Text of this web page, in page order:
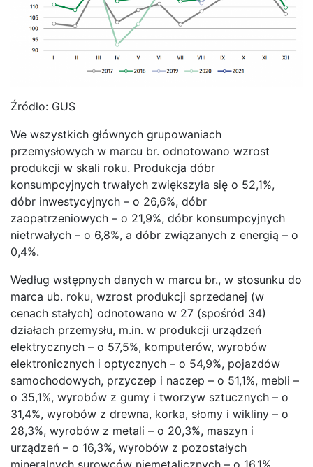
Źródło: GUS
We wszystkich głównych grupowaniach
przemysłowych w marcu br. odnotowano wzrost
produkcji w skali roku. Produkcja dóbr
konsumpcyjnych trwałych zwiększyła się o 52,1%,
dóbr inwestycyjnych – o 26,6%, dóbr
zaopatrzeniowych – o 21,9%, dóbr konsumpcyjnych
nietrwałych – o 6,8%, a dóbr związanych z energią – o
0,4%.
Według wstępnych danych w marcu br., w stosunku do
marca ub. roku, wzrost produkcji sprzedanej (w
cenach stałych) odnotowano w 27 (spośród 34)
działach przemysłu, m.in. w produkcji urządzeń
elektrycznych – o 57,5%, komputerów, wyrobów
elektronicznych i optycznych – o 54,9%, pojazdów
samochodowych, przyczep i naczep – o 51,1%, mebli –
o 35,1%, wyrobów z gumy i tworzyw sztucznych – o
31,4%, wyrobów z drewna, korka, słomy i wikliny – o
28,3%, wyrobów z metali – o 20,3%, maszyn i
urządzeń – o 16,3%, wyrobów z pozostałych
mineralnych surowców niemetalicznych – o 16,1%.